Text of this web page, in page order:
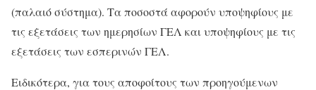
(παλαιό σύστημα). Τα ποσοστά αφορούν υποψηφίους με
τις εξετάσεις των ημερησίων ΓΕΛ και υποψηφίους με τις
εξετάσεις των εσπερινών ΓΕΛ.
Ειδικότερα, για τους αποφοίτους των προηγούμενων